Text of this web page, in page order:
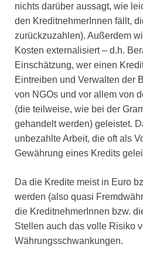
nichts darüber aussagt, wie
den KreditnehmerInnen fällt,
zurückzuzahlen). Außerdem
Kosten externalisiert – d.h.
Einschätzung, wer einen
Eintreiben und Verwalten der
von NGOs und vor allem von
(die teilweise, wie bei der
gehandelt werden) geleistet.
unbezahlte Arbeit, die oft als
Gewährung eines Kredits
Da die Kredite meist in Euro
werden (also quasi
die KreditnehmerInnen bzw.
Stellen auch das volle Risiko
Währungsschwankungen.